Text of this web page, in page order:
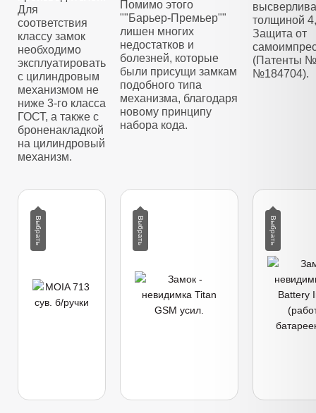
Для
соответствия
классу замок
необходимо
эксплуатировать
с цилиндровым
механизмом не
ниже 3-го класса
ГОСТ, а также с
броненакладкой
на цилиндровый
механизм.
Помимо этого
""Барьер-Премьер""
лишен многих
недостатков и
болезней, которые
были присущи замкам
подобного типа
механизма, благодаря
новому принципу
набора кода.
толщиной
Защита от
(Патенты
№184704).